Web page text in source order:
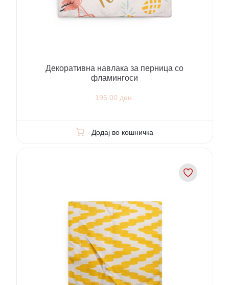
Декоративна навлака за перница со
фламингоси
195.00 ден.
Додај во кошничка